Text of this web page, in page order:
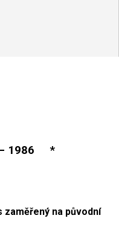
1986 *
zaměřený na původní